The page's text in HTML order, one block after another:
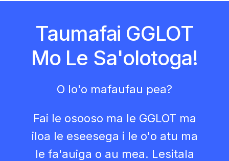
Taumafai GGLOT
Mo Le Sa'olotoga!
O lo'o mafaufau pea?
Fai le osooso ma le GGLOT ma
iloa le eseesega i le o'o atu ma
le fa'auiga o au mea. Lesitala